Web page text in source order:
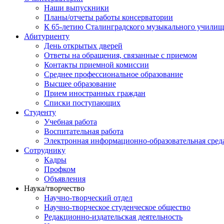
Наши выпускники
Планы/отчеты работы консерватории
К 65-летию Сталинградского музыкального
Абитуриенту
День открытых дверей
Ответы на обращения, связанные с приемом
Контакты приемной комиссии
Среднее профессиональное образование
Высшее образование
Прием иностранных граждан
Списки поступающих
Студенту
Учебная работа
Воспитательная работа
Электронная информационно-образовательная
Сотруднику
Кадры
Профком
Объявления
Наука/творчество
Научно-творческий отдел
Научно-творческое студенческое общество
Редакционно-издательская деятельность